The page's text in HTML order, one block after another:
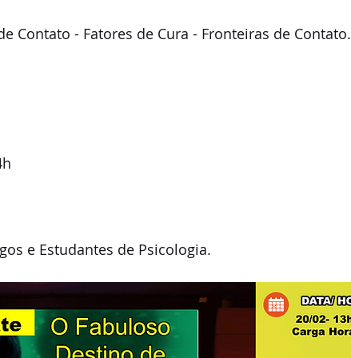
Contato - Fatores de Cura - Fronteiras de Contato.
e Estudantes de Psicologia.